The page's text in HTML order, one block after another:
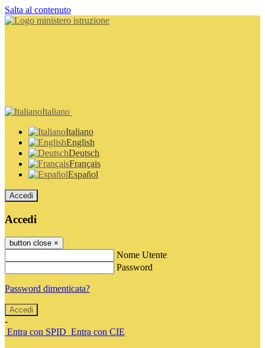
Salta al contenuto
Italiano
Italiano
English
Deutsch
Français
Español
Accedi
Accedi
button close ×
Nome Utente
Password
Password dimenticata?
-
Entra con SPID Entra con CIE